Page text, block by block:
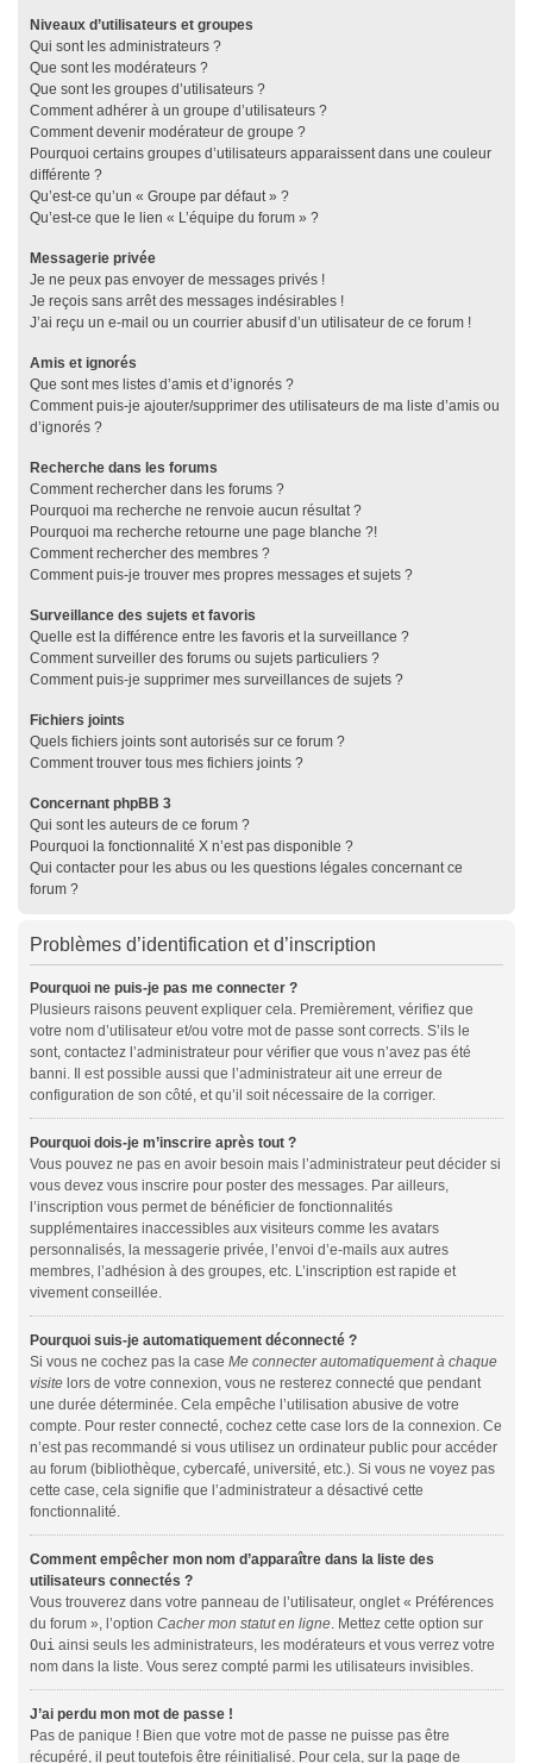
Niveaux d’utilisateurs et groupes
Qui sont les administrateurs ?
Que sont les modérateurs ?
Que sont les groupes d’utilisateurs ?
Comment adhérer à un groupe d’utilisateurs ?
Comment devenir modérateur de groupe ?
Pourquoi certains groupes d’utilisateurs apparaissent dans une couleur
différente ?
Qu’est-ce qu’un « Groupe par défaut » ?
Qu’est-ce que le lien « L’équipe du forum » ?
Messagerie privée
Je ne peux pas envoyer de messages privés !
Je reçois sans arrêt des messages indésirables !
J’ai reçu un e-mail ou un courrier abusif d’un utilisateur de ce forum !
Amis et ignorés
Que sont mes listes d’amis et d’ignorés ?
Comment puis-je ajouter/supprimer des utilisateurs de ma liste d’amis ou
d’ignorés ?
Recherche dans les forums
Comment rechercher dans les forums ?
Pourquoi ma recherche ne renvoie aucun résultat ?
Pourquoi ma recherche retourne une page blanche ?!
Comment rechercher des membres ?
Comment puis-je trouver mes propres messages et sujets ?
Surveillance des sujets et favoris
Quelle est la différence entre les favoris et la surveillance ?
Comment surveiller des forums ou sujets particuliers ?
Comment puis-je supprimer mes surveillances de sujets ?
Fichiers joints
Quels fichiers joints sont autorisés sur ce forum ?
Comment trouver tous mes fichiers joints ?
Concernant phpBB 3
Qui sont les auteurs de ce forum ?
Pourquoi la fonctionnalité X n’est pas disponible ?
Qui contacter pour les abus ou les questions légales concernant ce
forum ?
Problèmes d’identification et d’inscription
Pourquoi ne puis-je pas me connecter ?
Plusieurs raisons peuvent expliquer cela. Premièrement, vérifiez que
votre nom d’utilisateur et/ou votre mot de passe sont corrects. S’ils le
sont, contactez l’administrateur pour vérifier que vous n’avez pas été
banni. Il est possible aussi que l’administrateur ait une erreur de
configuration de son côté, et qu’il soit nécessaire de la corriger.
Pourquoi dois-je m’inscrire après tout ?
Vous pouvez ne pas en avoir besoin mais l’administrateur peut décider si
vous devez vous inscrire pour poster des messages. Par ailleurs,
l’inscription vous permet de bénéficier de fonctionnalités
supplémentaires inaccessibles aux visiteurs comme les avatars
personnalisés, la messagerie privée, l’envoi d’e-mails aux autres
membres, l’adhésion à des groupes, etc. L’inscription est rapide et
vivement conseillée.
Pourquoi suis-je automatiquement déconnecté ?
Si vous ne cochez pas la case Me connecter automatiquement à chaque
visite lors de votre connexion, vous ne resterez connecté que pendant
une durée déterminée. Cela empêche l’utilisation abusive de votre
compte. Pour rester connecté, cochez cette case lors de la connexion. Ce
n’est pas recommandé si vous utilisez un ordinateur public pour accéder
au forum (bibliothèque, cybercafé, université, etc.). Si vous ne voyez pas
cette case, cela signifie que l’administrateur a désactivé cette
fonctionnalité.
Comment empêcher mon nom d’apparaître dans la liste des
utilisateurs connectés ?
Vous trouverez dans votre panneau de l’utilisateur, onglet « Préférences
du forum », l’option Cacher mon statut en ligne. Mettez cette option sur
Oui ainsi seuls les administrateurs, les modérateurs et vous verrez votre
nom dans la liste. Vous serez compté parmi les utilisateurs invisibles.
J’ai perdu mon mot de passe !
Pas de panique ! Bien que votre mot de passe ne puisse pas être
récupéré, il peut toutefois être réinitialisé. Pour cela, sur la page de